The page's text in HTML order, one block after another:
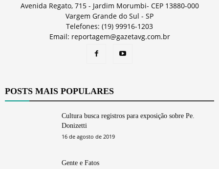
Avenida Regato, 715 - Jardim Morumbi- CEP 13880-000
Vargem Grande do Sul - SP
Telefones: (19) 99916-1203
Email: reportagem@gazetavg.com.br
POSTS MAIS POPULARES
Cultura busca registros para exposição sobre Pe.
Donizetti
16 de agosto de 2019
Gente e Fatos